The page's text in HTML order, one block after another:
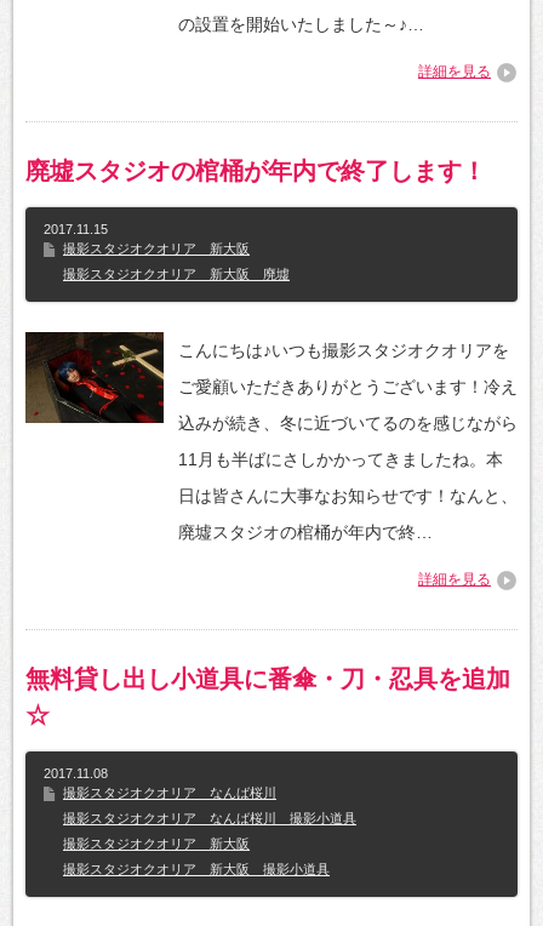
の設置を開始いたしました～♪…
詳細を見る
廃墟スタジオの棺桶が年内で終了します！
2017.11.15
撮影スタジオクオリア 新大阪
撮影スタジオクオリア 新大阪 廃墟
こんにちは♪いつも撮影スタジオクオリアを
ご愛顧いただきありがとうございます！冷え
込みが続き、冬に近づいてるのを感じながら
11月も半ばにさしかかってきましたね。本
日は皆さんに大事なお知らせです！なんと、
廃墟スタジオの棺桶が年内で終…
詳細を見る
無料貸し出し小道具に番傘・刀・忍具を追加
☆
2017.11.08
撮影スタジオクオリア なんば桜川
撮影スタジオクオリア なんば桜川 撮影小道具
撮影スタジオクオリア 新大阪
撮影スタジオクオリア 新大阪 撮影小道具